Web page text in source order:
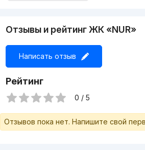
Отзывы и рейтинг ЖК «NUR»
Написать отзыв
Рейтинг
0 / 5
Отзывов пока нет. Напишите свой